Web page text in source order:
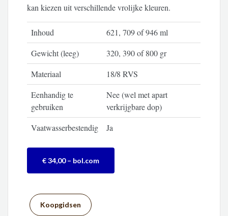
kan kiezen uit verschillende vrolijke kleuren.
Inhoud
621, 709 of 946 ml
Gewicht (leeg)
320, 390 of 800 gr
Materiaal
18/8 RVS
Eenhandig te
gebruiken
Nee (wel met apart
verkrijgbare dop)
Vaatwasserbestendig
Ja
€ 34,00 – bol.com
Koopgidsen